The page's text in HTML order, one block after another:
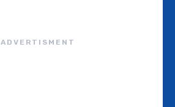
ADVERTISMENT